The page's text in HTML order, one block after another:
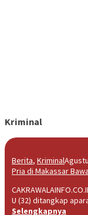
Kriminal
Berita, Kriminal
Pria di Makassar
U (32) ditangkap
Selengkapnya